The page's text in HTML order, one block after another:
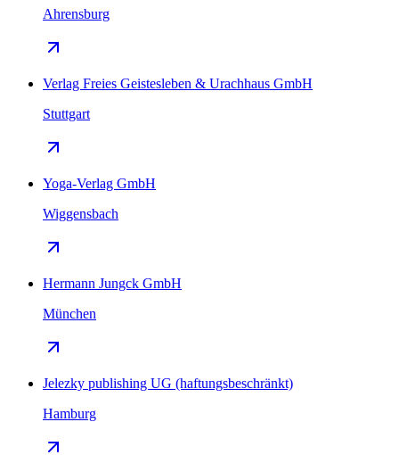
Ahrensburg
Verlag Freies Geistesleben & Urachhaus GmbH
Stuttgart
Yoga-Verlag GmbH
Wiggensbach
Hermann Jungck GmbH
München
Jelezky publishing UG (haftungsbeschränkt)
Hamburg